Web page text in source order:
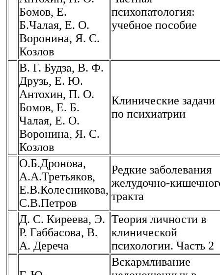
Бомов, Е.
Б.Чалая, Е. О.
Воронина, Я. С.
Козлов
психопатология:
учебное пособие
В. Г. Будза, В. Ф.
Друзь, Е. Ю.
Антохин, П. О.
Бомов, Е. Б.
Чалая, Е. О.
Воронина, Я. С.
Козлов
Клинические задачи
по психиатрии
О.Б.Дронова,
А.А.Третьяков,
Е.В.Колесникова,
С.В.Петров
Редкие заболевания
желудочно-
тракта
Д. С. Киреева, Э.
Р. Габбасова, В.
А. Дереча
Теория личности в
клинической
психологии. Часть 2
Вскармливание